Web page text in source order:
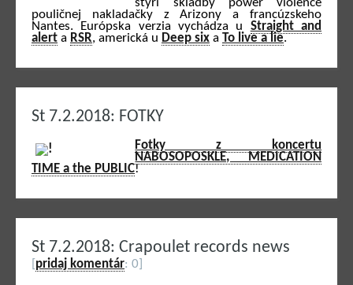
pouličnej nakladačky z Arizony a francúzskeho
Nantes. Európska verzia vychádza u Straight and
alert a RSR, americká u Deep six a To live a lie.
St 7.2.2018: FOTKY
Fotky z koncertu
NABOSOPOSKLE, MEDICATION
TIME a the PUBLIC!
St 7.2.2018: Crapoulet records news
pridaj komentár: 0]